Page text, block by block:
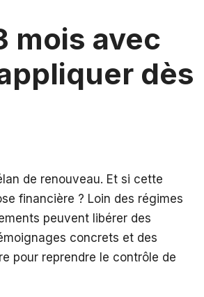
mois avec
dès
de renouveau. Et si cette
financière ? Loin des régimes
peuvent libérer des
concrets et des
pour reprendre le contrôle de